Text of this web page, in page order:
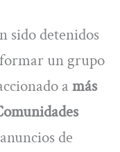
sido detenidos
un grupo
a más
de